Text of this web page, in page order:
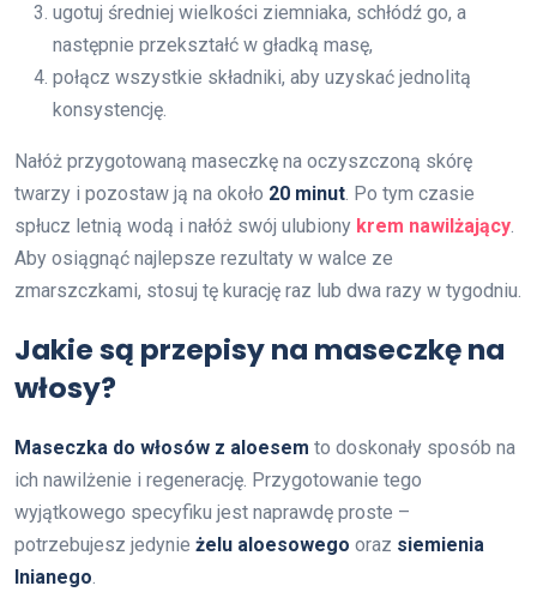
ugotuj średniej wielkości ziemniaka, schłódź go, a
następnie przekształć w gładką masę,
połącz wszystkie składniki, aby uzyskać jednolitą
konsystencję.
Nałóż przygotowaną maseczkę na oczyszczoną skórę
twarzy i pozostaw ją na około 20 minut. Po tym czasie
spłucz letnią wodą i nałóż swój ulubiony krem nawilżający.
Aby osiągnąć najlepsze rezultaty w walce ze
zmarszczkami, stosuj tę kurację raz lub dwa razy w tygodniu.
Jakie są przepisy na maseczkę na
włosy?
Maseczka do włosów z aloesem to doskonały sposób na
ich nawilżenie i regenerację. Przygotowanie tego
wyjątkowego specyfiku jest naprawdę proste –
potrzebujesz jedynie żelu aloesowego oraz siemienia
lnianego.